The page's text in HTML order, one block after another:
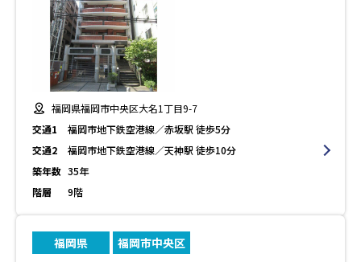
福岡県福岡市中央区大名1丁目9-7
交通1
福岡市地下鉄空港線／赤坂駅 徒歩5分
交通2
福岡市地下鉄空港線／天神駅 徒歩10分
築年数 35年
階層
9階
福岡県 福岡市中央区